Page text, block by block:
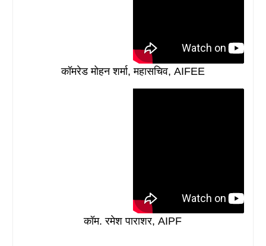
कॉमरेड मोहन शर्मा, महासचिव, AIFEE
कॉम. रमेश पाराशर, AIPF